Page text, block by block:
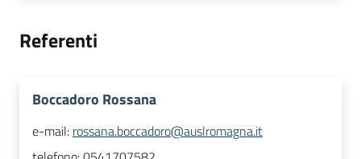
Referenti
Boccadoro Rossana
e-mail: rossana.boccadoro@auslromagna.it